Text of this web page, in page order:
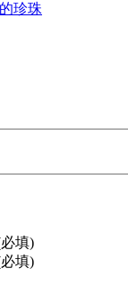
珍珠
填)
填)